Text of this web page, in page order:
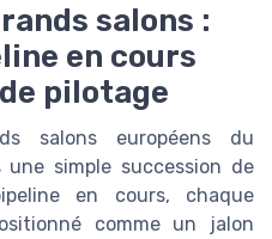
salons :
en cours
pilotage
salons européens du
une simple succession de
en cours, chaque
comme un jalon